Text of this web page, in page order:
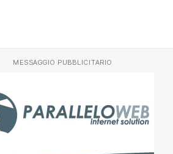
MESSAGGIO PUBBLICITARIO